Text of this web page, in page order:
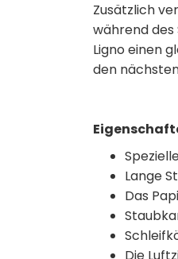
Zusätzlich
während des
Ligno einen
den
Lange
Das